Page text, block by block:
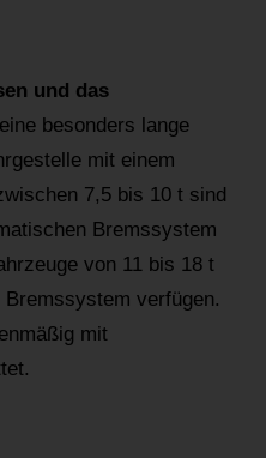
und das
besonders lange
mit einem
7,5 bis 10 t sind
Bremssystem
von 11 bis 18 t
verfügen.
mit